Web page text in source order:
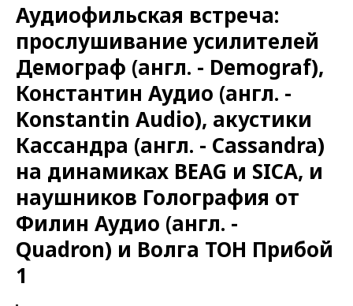
Аудиофильская встреча:
прослушивание усилителей
Демограф (англ. - Demograf),
Константин Аудио (англ. -
Konstantin Audio), акустики
Кассандра (англ. - Cassandra)
на динамиках BEAG и SICA, и
наушников Голография от
Филин Аудио (англ. -
Quadron) и Волга ТОН Прибой
1